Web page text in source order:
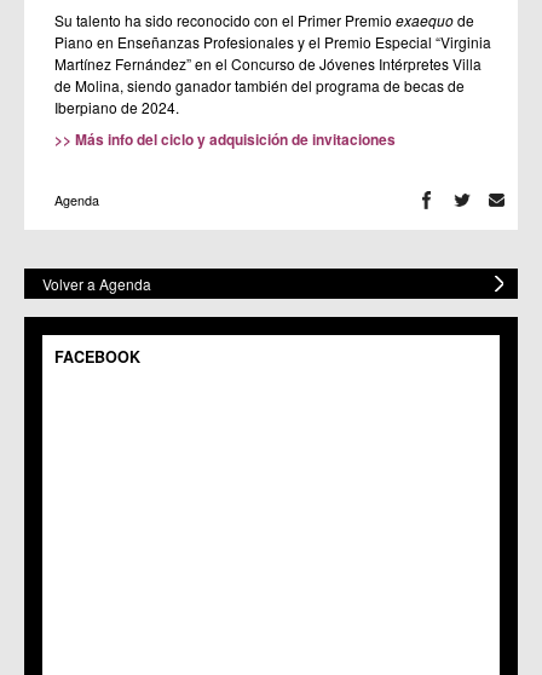
Su talento ha sido reconocido con el Primer Premio exaequode
Piano en Enseñanzas Profesionales y el Premio Especial “Virginia
Martínez Fernández” en el Concurso de Jóvenes Intérpretes Villa
de Molina, siendo ganador también del programa de becas de
Iberpiano de 2024.
>> Más info del ciclo y adquisición de invitaciones
Agenda
Volver a Agenda
FACEBOOK